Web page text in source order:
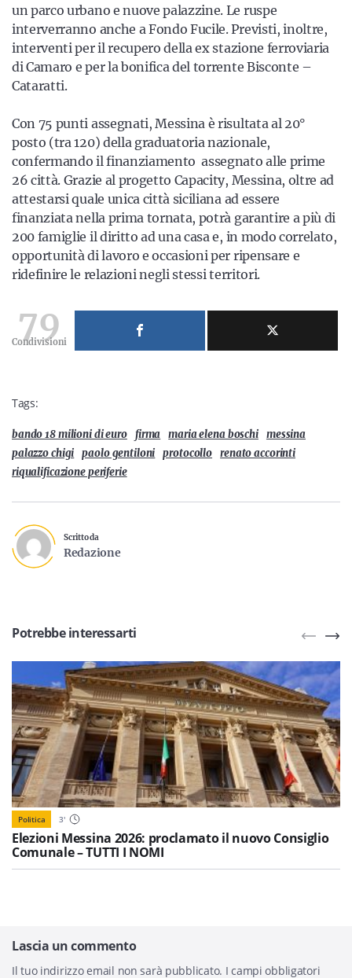
un parco urbano e nuove palazzine. Le ruspe
interverranno anche a Fondo Fucile. Previsti, inoltre,
interventi per il recupero della ex stazione ferroviaria
di Camaro e per la bonifica del torrente Bisconte –
Cataratti.
Con 75 punti assegnati, Messina è risultata al 20°
posto (tra 120) della graduatoria nazionale,
confermando il finanziamento assegnato alle prime
26 città. Grazie al progetto Capacity, Messina, oltre ad
attestarsi quale unica città siciliana ad essere
finanziata nella prima tornata, potrà garantire a più di
200 famiglie il diritto ad una casa e, in modo correlato,
opportunità di lavoro e occasioni per ripensare e
ridefinire le relazioni negli stessi territori.
79
Condivisioni
Tags:
bando 18 milioni di euro firma maria elena boschi messina
palazzo chigi
paolo gentiloni protocollo renato accorinti
riqualificazione periferie
Scritto da
Redazione
Potrebbe interessarti
Politica 3'
Elezioni Messina 2026: proclamato il nuovo Consiglio
Comunale – TUTTI I NOMI
Lascia un commento
Il tuo indirizzo email non sarà pubblicato. I campi obbligatori